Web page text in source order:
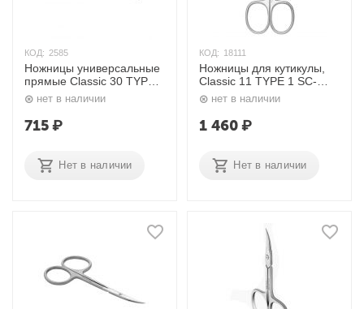
КОД: 2585
Ножницы универсальные
прямые Classic 30 TYPE
1 SC-30/1 (Н-03, S3-20-
24) Сталекс
нет в наличии
715₽
Нет в наличии
КОД: 18111
Ножницы для кутикулы,
Classic 11 TYPE 1 SC-
11/1 Сталекс
нет в наличии
1 460₽
Нет в наличии